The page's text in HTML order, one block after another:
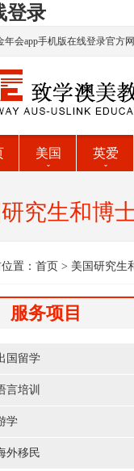
登录
年会app手机版在线登录官方
美国 英爱
究生和博
置： 首页 > 美国研究生
服务项目
国留学
言培训
学
外移民